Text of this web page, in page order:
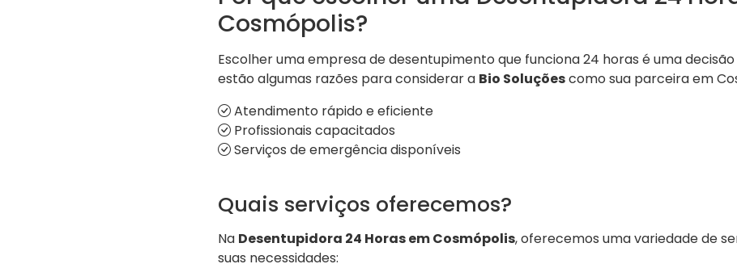
Cosmópolis?
Escolher uma empresa de desentupimento que funciona 24 horas é uma
estão algumas razões para considerar a Bio Soluçõescomo sua parceira em
Atendimento rápido e eficiente
Profissionais capacitados
Serviços de emergência disponíveis
Quais serviços oferecemos?
Na Desentupidora 24 Horas em Cosmópolis, oferecemos uma variedade de
suas necessidades: